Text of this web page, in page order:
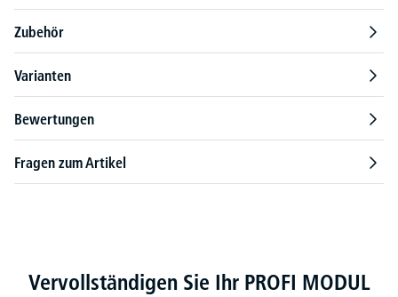
Zubehör
Varianten
Bewertungen
Fragen zum Artikel
Produktgalerie überspringen
Vervollständigen Sie Ihr PROFI MODUL